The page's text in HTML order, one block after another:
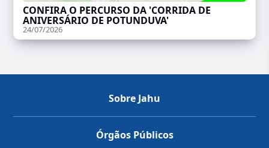
CONFIRA O PERCURSO DA 'CORRIDA DE
ANIVERSÁRIO DE POTUNDUVA'
24/07/2026
Sobre Jahu
Órgãos Públicos